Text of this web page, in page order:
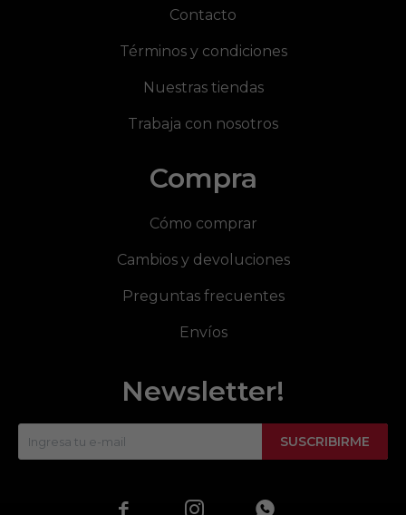
Contacto
Términos y condiciones
Nuestras tiendas
Trabaja con nosotros
Compra
Cómo comprar
Cambios y devoluciones
Preguntas frecuentes
Envíos
Newsletter!
SUSCRIBIRME
  